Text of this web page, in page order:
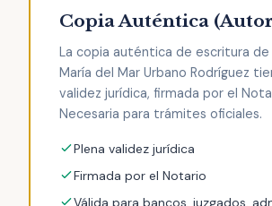
Copia Auténtica
La copia auténtica de escritura de
María del Mar Urbano Rodríguez
validez jurídica, firmada por el
Necesaria para trámites oficiales.
Plena validez jurídica
Firmada por el Notario
Válida para bancos, juzgados,